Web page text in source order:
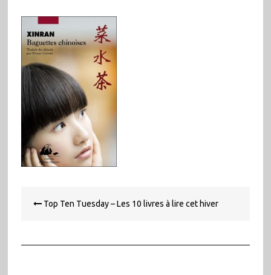
de Top Ten Tuesday – Les 10 livres à lire cet hiver